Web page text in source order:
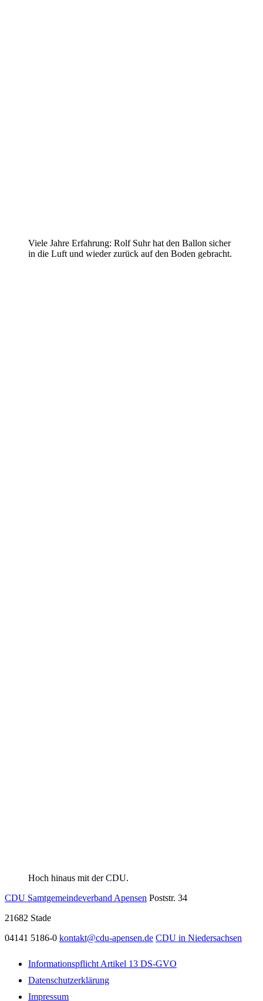
Viele Jahre Erfahrung: Rolf Suhr hat den Ballon sicher
in die Luft und wieder zurück auf den Boden gebracht.
Hoch hinaus mit der CDU.
CDU Samtgemeindeverband Apensen Poststr. 34
21682 Stade
04141 5186-0 kontakt@cdu-apensen.de CDU in Niedersachsen
Informationspflicht Artikel 13 DS-GVO
Datenschutzerklärung
Impressum